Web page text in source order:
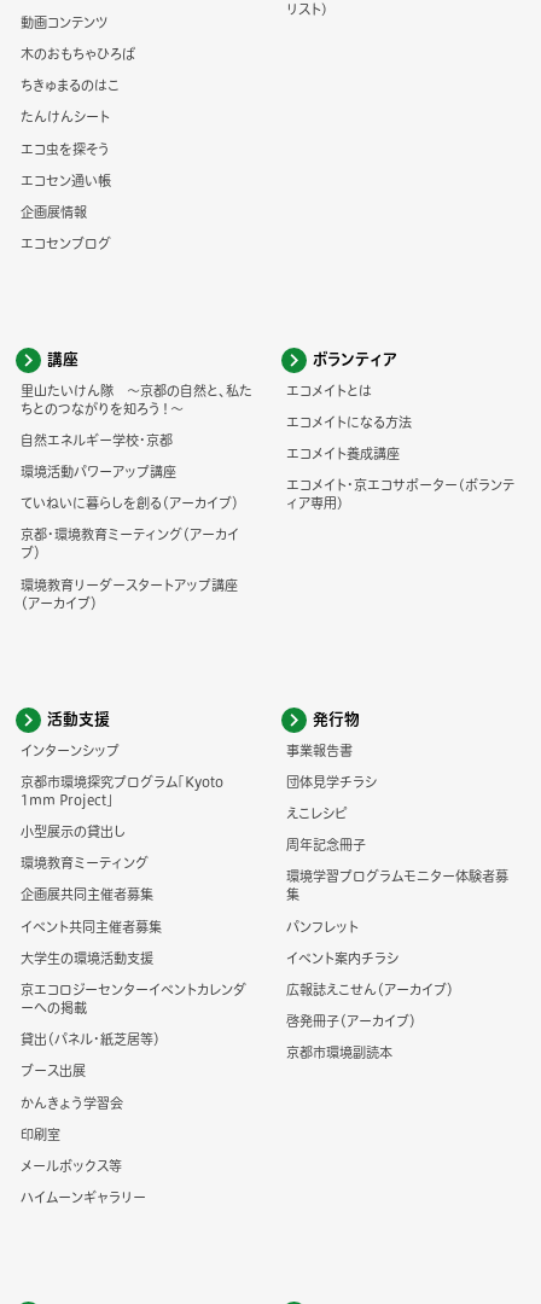
動画コンテンツ
木のおもちゃひろば
ちきゅまるのはこ
たんけんシート
エコ虫を探そう
エコセン通い帳
企画展情報
エコセンブログ
リスト)
講座
里山たいけん隊 ～京都の自然と、私た
ちとのつながりを知ろう！～
自然エネルギー学校・京都
環境活動パワーアップ講座
ていねいに暮らしを創る（アーカイブ）
京都・環境教育ミーティング（アーカイ
ブ）
環境教育リーダースタートアップ講座
（アーカイブ）
ボランティア
エコメイトとは
エコメイトになる方法
エコメイト養成講座
エコメイト・京エコサポーター(ボランテ
ィア専用)
活動支援
インターンシップ
京都市環境探究プログラム「Kyoto
1mm Project」
小型展示の貸出し
環境教育ミーティング
企画展共同主催者募集
イベント共同主催者募集
大学生の環境活動支援
京エコロジーセンターイベントカレンダ
ーへの掲載
貸出（パネル・紙芝居等）
ブース出展
かんきょう学習会
印刷室
メールボックス等
ハイムーンギャラリー
発行物
事業報告書
団体見学チラシ
えこレシピ
周年記念冊子
環境学習プログラムモニター体験者募
集
パンフレット
イベント案内チラシ
広報誌えこせん（アーカイブ）
啓発冊子（アーカイブ）
京都市環境副読本